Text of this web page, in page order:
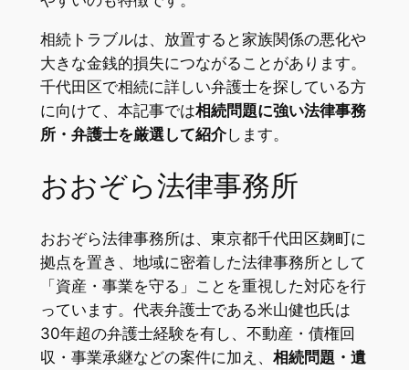
相続トラブルは、放置すると家族関係の悪化や
大きな金銭的損失につながることがあります。
千代田区で相続に詳しい弁護士を探している方
に向けて、本記事では相続問題に強い法律事務
所・弁護士を厳選して紹介します。
おおぞら法律事務所
おおぞら法律事務所は、東京都千代田区麹町に
拠点を置き、地域に密着した法律事務所として
「資産・事業を守る」ことを重視した対応を行
っています。代表弁護士である米山健也氏は
30年超の弁護士経験を有し、不動産・債権回
収・事業承継などの案件に加え、 相続問題・遺